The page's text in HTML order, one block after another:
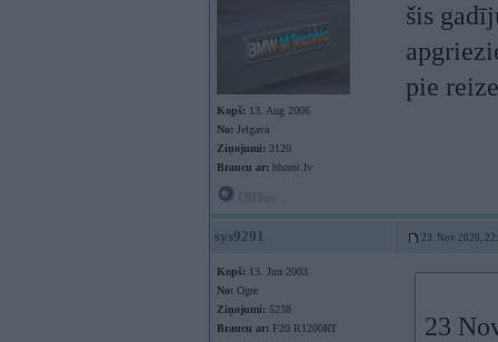
Kopš: 13. Aug 2006
No: Jelgava
Ziņojumi: 3120
Braucu ar: bbrent.lv
šis
pie
sys9291 23. Nov 2020,
Kopš: 13. Jun 2003
No: Ogre
Ziņojumi: 5238
Braucu ar: F20 R1200RT
23